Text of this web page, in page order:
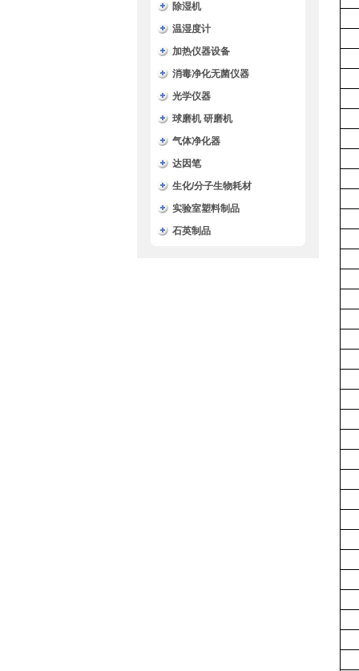
除湿机
温湿度计
加热仪器设备
消毒净化无菌仪器
光学仪器
球磨机 研磨机
气体净化器
达因笔
生化/分子生物耗材
实验室塑料制品
石英制品